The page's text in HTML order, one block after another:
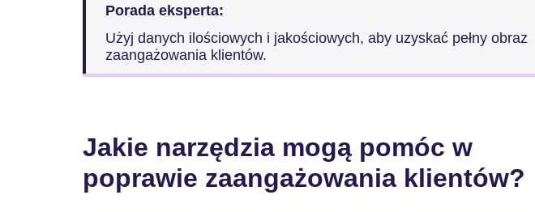
Porada eksperta:
Użyj danych ilościowych i jakościowych, aby uzyskać pełny obraz
zaangażowania klientów.
Jakie narzędzia mogą pomóc w
poprawie zaangażowania klientów?